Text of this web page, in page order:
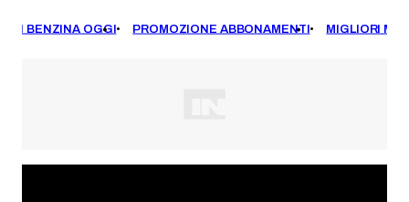
BENZINA OGGI PROMOZIONE ABBONAMENTI MIGLIORI